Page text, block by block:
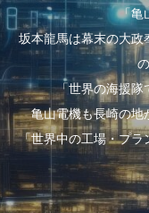
「亀
坂本龍馬は幕末の大政
「世界の海援隊
亀山電機も長崎の地
「世界中の工場・プラ